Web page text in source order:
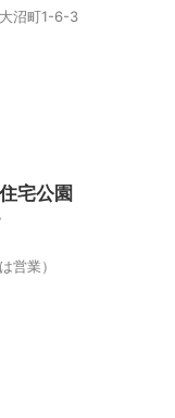
沼町1-6-3
宅公園
営業）